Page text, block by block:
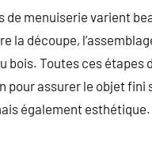
de menuiserie varient
la découpe,
bois. Toutes ces étapes
pour assurer le objet fini
également esthétique.